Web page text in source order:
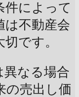
件によって
は不動産会
です。
なる場合
の売出し価